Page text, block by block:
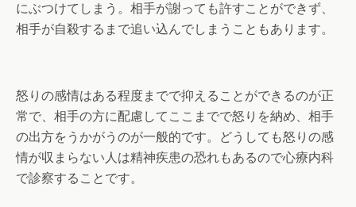
にぶつけてしまう。相手が謝っても許すことができず、
相手が自殺するまで追い込んでしまうこともあります。
怒りの感情はある程度までで抑えることができるのが正
常で、相手の方に配慮してここまでで怒りを納め、相手
の出方をうかがうのが一般的です。どうしても怒りの感
情が収まらない人は精神疾患の恐れもあるので心療内科
で診察することです。